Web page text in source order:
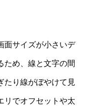
面サイズが小さいデ
ため、線と文字の間
たり線がぼやけて見
リでオフセットや太